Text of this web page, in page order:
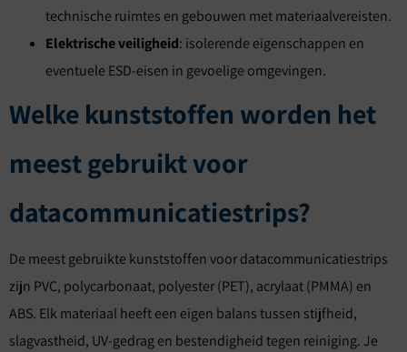
technische ruimtes en gebouwen met materiaalvereisten.
Elektrische veiligheid: isolerende eigenschappen en
eventuele ESD-eisen in gevoelige omgevingen.
Welke kunststoffen worden het
meest gebruikt voor
datacommunicatiestrips?
De meest gebruikte kunststoffen voor datacommunicatiestrips
zijn PVC, polycarbonaat, polyester (PET), acrylaat (PMMA) en
ABS. Elk materiaal heeft een eigen balans tussen stijfheid,
slagvastheid, UV-gedrag en bestendigheid tegen reiniging. Je